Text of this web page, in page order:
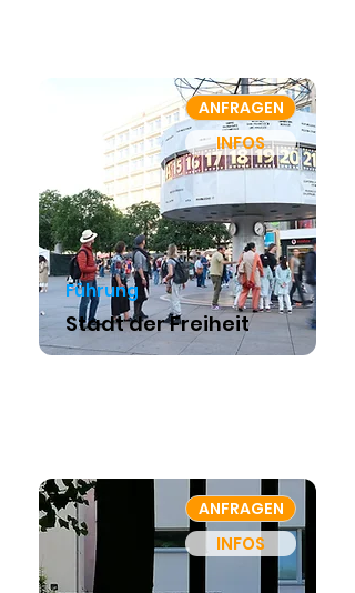
ANFRAGEN
INFOS
Führung
Stadt der Freiheit
ANFRAGEN
INFOS